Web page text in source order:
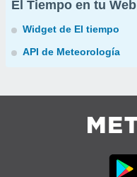
El Tiempo en tu Web
Widget de El tiempo
API de Meteorología